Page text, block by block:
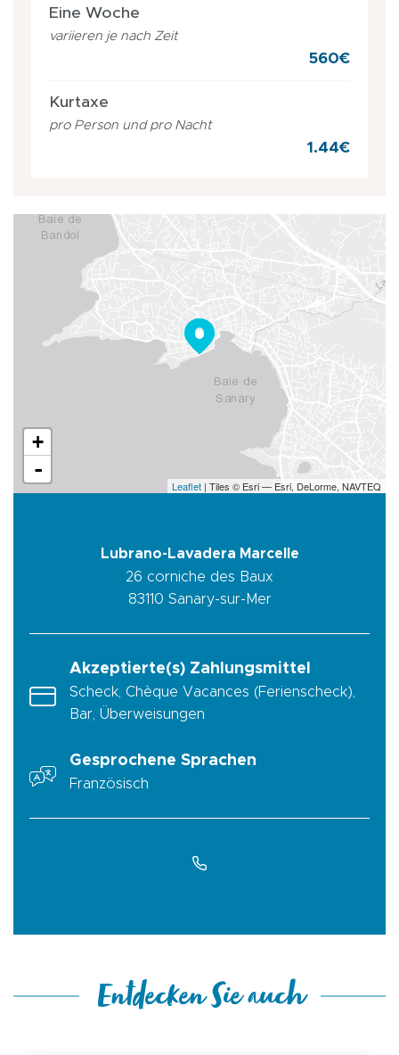
Eine Woche
variieren je nach Zeit
560€
Kurtaxe
pro Person und pro Nacht
1.44€
+
-
Leaflet | Tiles © Esri — Esri, DeLorme, NAVTEQ
Lubrano-Lavadera Marcelle
26 corniche des Baux
83110 Sanary-sur-Mer
Akzeptierte(s) Zahlungsmittel
Scheck, Chèque Vacances (Ferienscheck),
Bar, Überweisungen
Gesprochene Sprachen
Französisch
Entdecken Sie auch